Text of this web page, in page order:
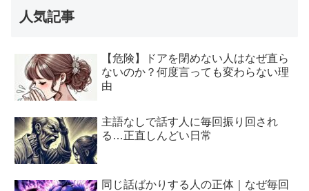
人気記事
【危険】ドアを閉めない人はなぜ直ら
ないのか？何度言っても変わらない理
由
主語なしで話す人に毎回振り回され
る…正直しんどい日常
同じ話ばかりする人の正体｜なぜ毎回